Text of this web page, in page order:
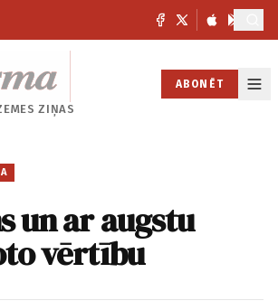
ZIŅAS
ABONĒT
un ar augstu
vērtību